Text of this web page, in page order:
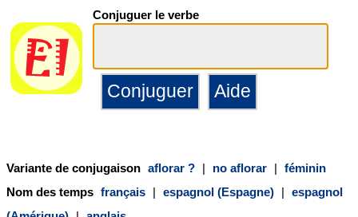
Conjuguer le verbe
Variante de conjugaison aflorar ? | no aflorar | féminin
Nom des temps français | espagnol (Espagne) | espagnol